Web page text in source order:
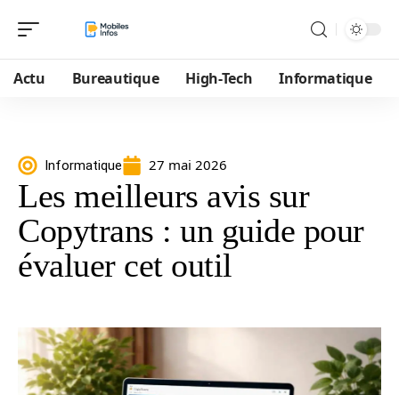
Actu Bureautique High-Tech Informatique
Informatique 27 mai 2026
Les meilleurs avis sur
Copytrans : un guide pour
évaluer cet outil